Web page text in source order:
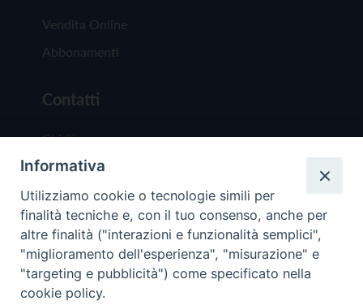
Vendita Online
Abbonamenti
Contatti
Chi Siamo
Redazione
Scrivici
Copyright © 2019 - Tutti i diritti riservati - Vita
Informativa
Utilizziamo cookie o tecnologie simili per
finalità tecniche e, con il tuo consenso, anche per
altre finalità ("interazioni e funzionalità semplici",
"miglioramento dell'esperienza", "misurazione" e
"targeting e pubblicità") come specificato nella
cookie policy.